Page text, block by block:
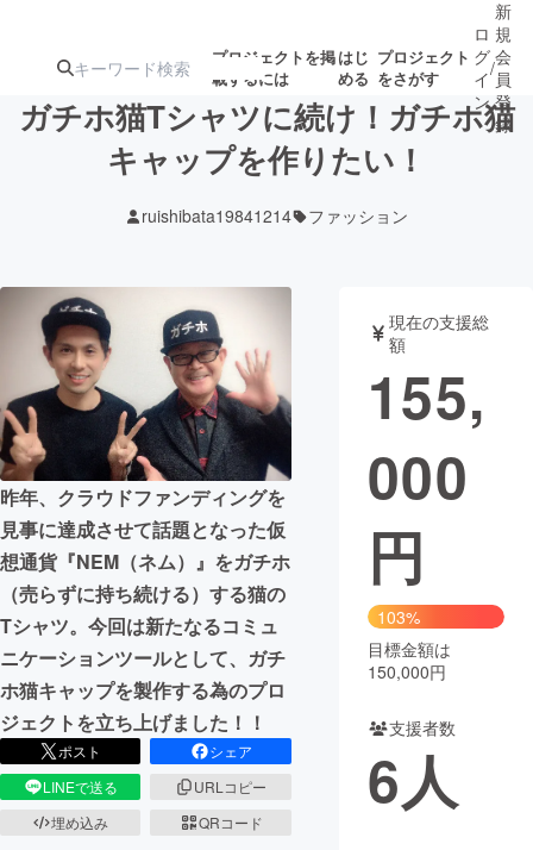
プロジェクトを掲
載するには
はじ
める
プロジェクト
をさがす
ターン
ジェクト
ロジェクト
アート・写真 音楽
テクノロジー・ガジェット ゲーム・サ
映像・映画
ビジネス・起業
まちづくり・地域活性化
CAMPFIRE for Social Good
CAMPFIRE Creation
CAMPFIREふるさと納税machi-ya コミュニティ
ロ
グ
イ
ン
/
新
規
会
員
登
録
ガチホ猫Tシャツに続け！ガチホ猫
キャップを作りたい！
ruishibata19841214 ファッション
昨年、クラウドファンディングを
見事に達成させて話題となった仮
想通貨『NEM（ネム）』をガチホ
（売らずに持ち続ける）する猫の
Tシャツ。今回は新たなるコミュ
ニケーションツールとして、ガチ
ホ猫キャップを製作する為のプロ
ジェクトを立ち上げました！！
ポスト
シェア
LINEで送る
URLコピー
埋め込み
QRコード
現在の支援総
額
155,
000
円
103%
目標金額は
150,000円
支援者数
6人